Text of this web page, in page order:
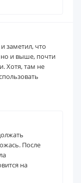
заметил, что
но и выше, почти
Хотя, там не
После
на